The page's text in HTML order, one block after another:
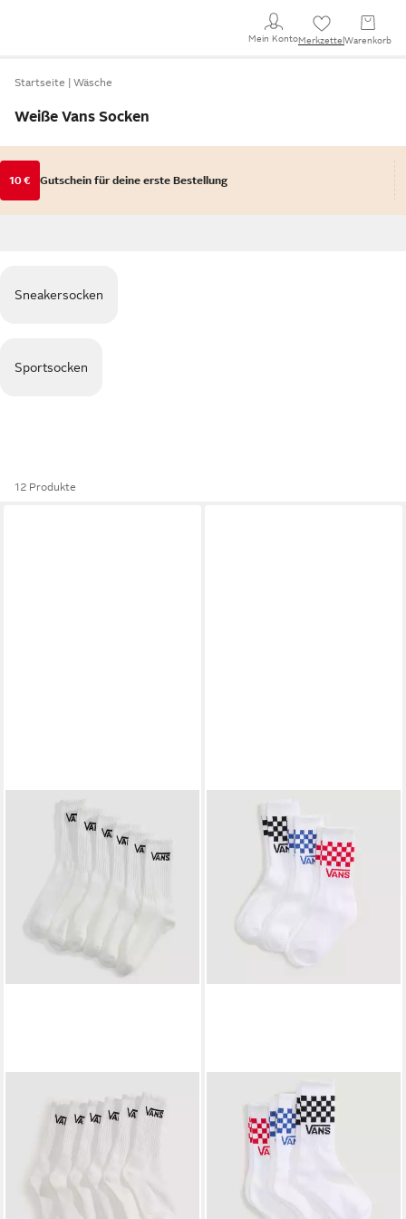
Mein KontoMerkzettel Warenkorb
Startseite Wäsche
Weiße Vans Socken
10 € Gutschein für deine erste Bestellung
Sneakersocken
Sportsocken
12 Produkte